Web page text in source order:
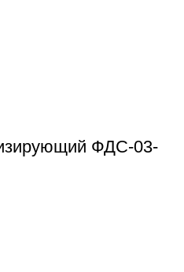
ФДС-03-